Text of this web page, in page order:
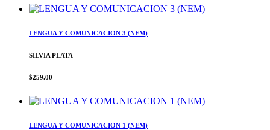
LENGUA Y COMUNICACION 3 (NEM)
SILVIA PLATA
$259.00
LENGUA Y COMUNICACION 1 (NEM)